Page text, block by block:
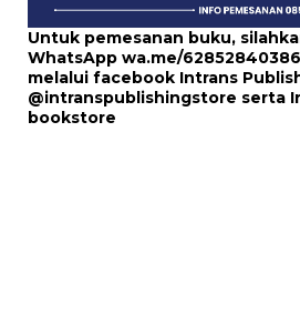
Untuk pemesanan buku,
WhatsApp wa.me/
melalui facebook Intrans
@intranspublishingstore serta
bookstore